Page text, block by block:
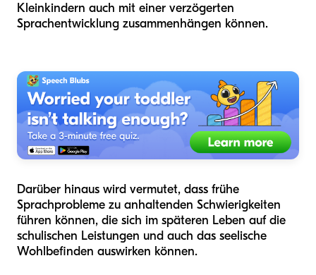
Kleinkindern auch mit einer verzögerten
Sprachentwicklung zusammenhängen können.
Darüber hinaus wird vermutet, dass frühe
Sprachprobleme zu anhaltenden Schwierigkeiten
führen können, die sich im späteren Leben auf die
schulischen Leistungen und auch das seelische
Wohlbefinden auswirken können.